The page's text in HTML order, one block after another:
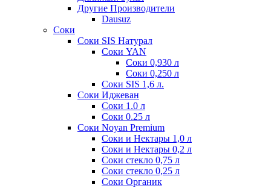
Другие Производители
Dausuz
Соки
Соки SIS Натурал
Соки YAN
Соки 0,930 л
Соки 0,250 л
Соки SIS 1,6 л.
Соки Иджеван
Соки 1.0 л
Соки 0.25 л
Соки Noyan Premium
Соки и Нектары 1,0 л
Соки и Нектары 0,2 л
Соки стекло 0,75 л
Соки стекло 0,25 л
Соки Органик